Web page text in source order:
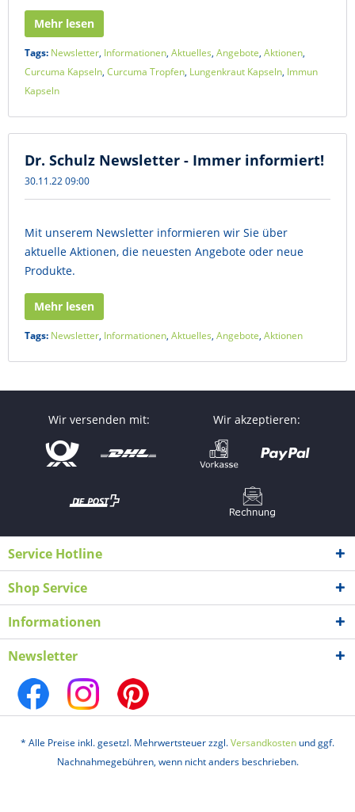
Mehr lesen
Tags: Newsletter, Informationen, Aktuelles, Angebote, Aktionen,
Curcuma Kapseln, Curcuma Tropfen, Lungenkraut Kapseln, Immun
Kapseln
Dr. Schulz Newsletter - Immer informiert!
30.11.22 09:00
Mit unserem Newsletter informieren wir Sie über
aktuelle Aktionen, die neuesten Angebote oder neue
Produkte.
Mehr lesen
Tags: Newsletter, Informationen, Aktuelles, Angebote, Aktionen
Wir versenden mit: Wir akzeptieren:
Service Hotline
Shop Service
Informationen
Newsletter
* Alle Preise inkl. gesetzl. Mehrwertsteuer zzgl.Versandkosten und ggf.
Nachnahmegebühren, wenn nicht anders beschrieben.